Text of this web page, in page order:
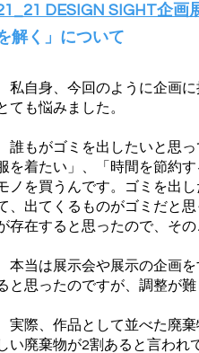
DESIGN SIGHT企
解く」について
私自身、今回のように企画に
ても悩みました。
誰もがゴミを出したいと思っ
を着たい」、「時間を節約
ノを買うんです。ゴミを出
、出てくるものがゴミだと
存在すると思ったので、そ
本当は展示会や展示の企画を
と思ったのですが、調整が
実際、作品として並べた廃棄
い廃棄物が2割あると言われ